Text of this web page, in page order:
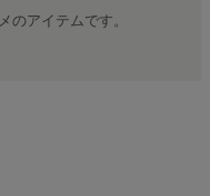
のアイテムです。